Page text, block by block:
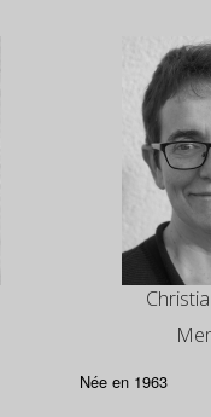
Née en 1963